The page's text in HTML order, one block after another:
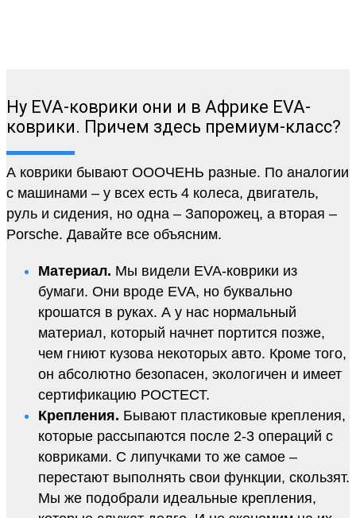
Ну EVA-коврики они и в Африке EVA-
коврики. Причем здесь премиум-класс?
А коврики бывают ОООЧЕНЬ разные. По аналогии
с машинами – у всех есть 4 колеса, двигатель,
руль и сидения, но одна – Запорожец, а вторая –
Porsche. Давайте все объясним.
Материал. Мы видели EVA-коврики из
бумаги. Они вроде EVA, но буквально
крошатся в руках. А у нас нормальный
материал, который начнет портится позже,
чем гниют кузова некоторых авто. Кроме того,
он абсолютно безопасен, экологичен и имеет
сертификацию РОСТЕСТ.
Крепления. Бывают пластиковые крепления,
которые рассыпаются после 2-3 операций с
ковриками. С липучками то же самое –
перестают выполнять свои функции, скользят.
Мы же подобрали идеальные крепления,